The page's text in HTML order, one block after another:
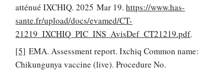
atténué IXCHIQ. 2025 Mar 19.https://www.has-
sante.fr/upload/docs/evamed/CT-
21219_IXCHIQ_PIC_INS_AvisDef_CT21219.pdf.
[5] EMA. Assessment report. Ixchiq Common name:
Chikungunya vaccine (live). Procedure No.